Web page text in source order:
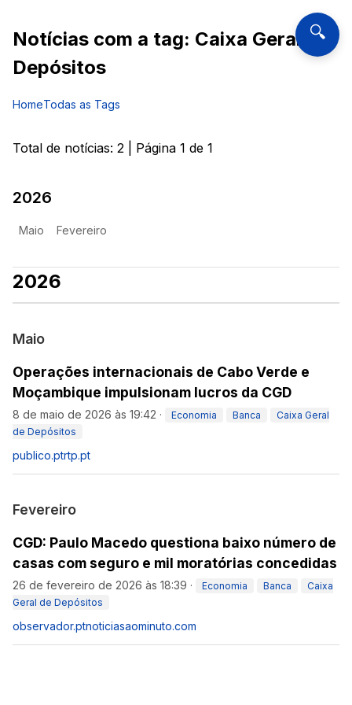
🔍
Notícias com a tag: Caixa Geral de
Depósitos
HomeTodas as Tags
Total de notícias: 2 | Página 1 de 1
2026
Maio Fevereiro
2026
Maio
Operações internacionais de Cabo Verde e
Moçambique impulsionam lucros da CGD
8 de maio de 2026 às 19:42 · Economia Banca
Caixa Geral
de Depósitos
publico.ptrtp.pt
Fevereiro
CGD: Paulo Macedo questiona baixo número de
casas com seguro e mil moratórias concedidas
26 de fevereiro de 2026 às 18:39 · Economia Banca
Caixa
Geral de Depósitos
observador.ptnoticiasaominuto.com